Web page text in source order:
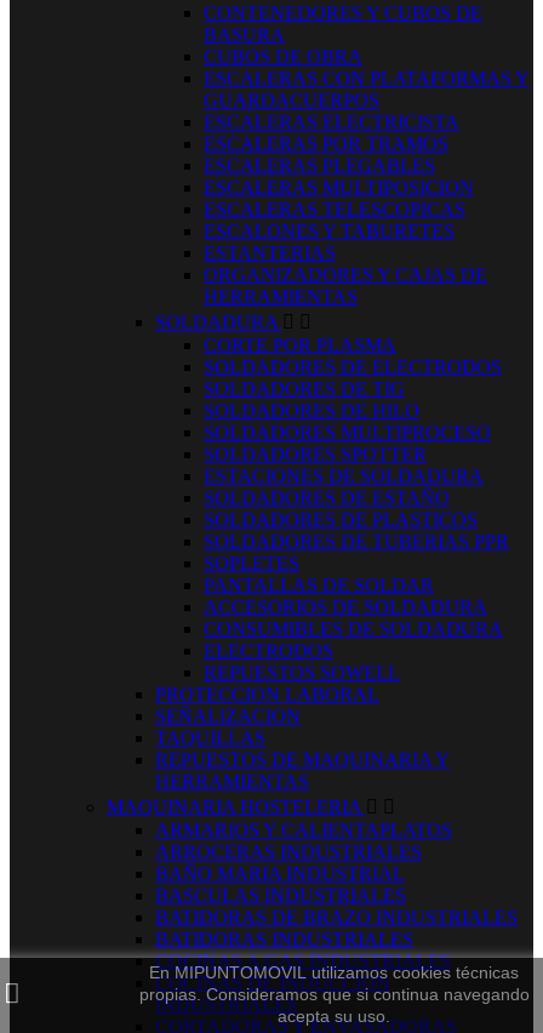
En MIPUNTOMOVIL utilizamos cookies técnicas
propias. Consideramos que si continua navegando
acepta su uso.
CONTENEDORES Y CUBOS DE
BASURA
CUBOS DE OBRA
ESCALERAS CON PLATAFORMAS Y
GUARDACUERPOS
ESCALERAS ELECTRICISTA
ESCALERAS POR TRAMOS
ESCALERAS PLEGABLES
ESCALERAS MULTIPOSICION
ESCALERAS TELESCOPICAS
ESCALONES Y TABURETES
ESTANTERIAS
ORGANIZADORES Y CAJAS DE
HERRAMIENTAS
SOLDADURA  
CORTE POR PLASMA
SOLDADORES DE ELECTRODOS
SOLDADORES DE TIG
SOLDADORES DE HILO
SOLDADORES MULTIPROCESO
SOLDADORES SPOTTER
ESTACIONES DE SOLDADURA
SOLDADORES DE ESTAÑO
SOLDADORES DE PLASTICOS
SOLDADORES DE TUBERIAS PPR
SOPLETES
PANTALLAS DE SOLDAR
ACCESORIOS DE SOLDADURA
CONSUMIBLES DE SOLDADURA
ELECTRODOS
REPUESTOS SOWELL
PROTECCION LABORAL
SEÑALIZACION
TAQUILLAS
REPUESTOS DE MAQUINARIA Y
HERRAMIENTAS
MAQUINARIA HOSTELERIA  
ARMARIOS Y CALIENTAPLATOS
ARROCERAS INDUSTRIALES
BAÑO MARIA INDUSTRIAL
BASCULAS INDUSTRIALES
BATIDORAS DE BRAZO INDUSTRIALES
BATIDORAS INDUSTRIALES
COCINAS A GAS INDUSTRIALES
COCINAS DE INDUCCION
INDUSTRIALES
CORTADORAS Y ENVASADORAS